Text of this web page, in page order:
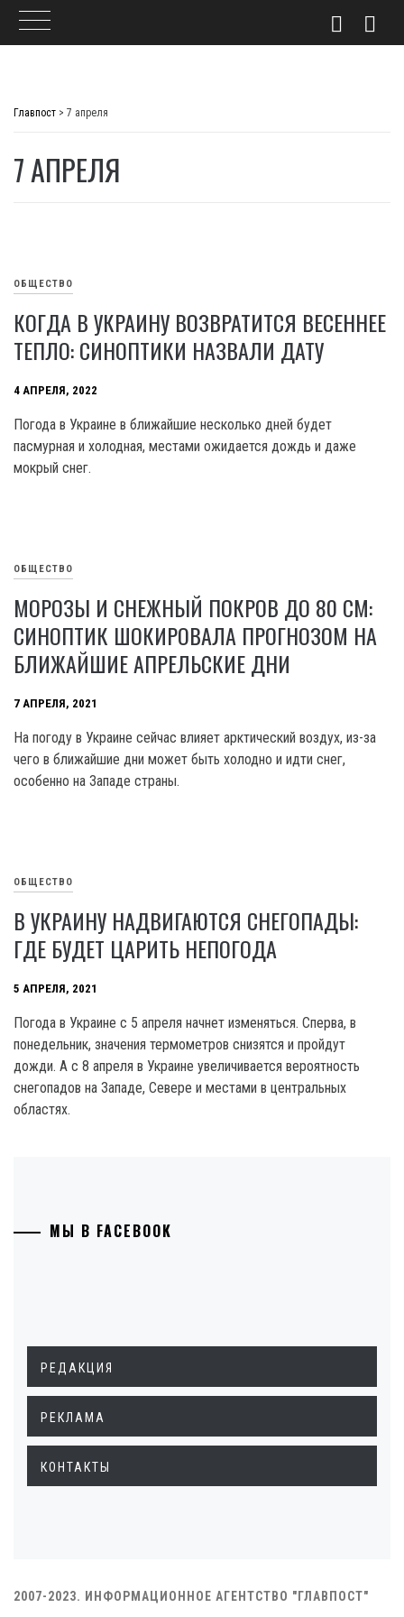
Главпост > 7 апреля
7 АПРЕЛЯ
ОБЩЕСТВО
КОГДА В УКРАИНУ ВОЗВРАТИТСЯ ВЕСЕННЕЕ
ТЕПЛО: СИНОПТИКИ НАЗВАЛИ ДАТУ
4 АПРЕЛЯ, 2022
Погода в Украине в ближайшие несколько дней будет
пасмурная и холодная, местами ожидается дождь и даже
мокрый снег.
ОБЩЕСТВО
МОРОЗЫ И СНЕЖНЫЙ ПОКРОВ ДО 80 СМ:
СИНОПТИК ШОКИРОВАЛА ПРОГНОЗОМ НА
БЛИЖАЙШИЕ АПРЕЛЬСКИЕ ДНИ
7 АПРЕЛЯ, 2021
На погоду в Украине сейчас влияет арктический воздух, из-за
чего в ближайшие дни может быть холодно и идти снег,
особенно на Западе страны.
ОБЩЕСТВО
В УКРАИНУ НАДВИГАЮТСЯ СНЕГОПАДЫ:
ГДЕ БУДЕТ ЦАРИТЬ НЕПОГОДА
5 АПРЕЛЯ, 2021
Погода в Украине с 5 апреля начнет изменяться. Сперва, в
понедельник, значения термометров снизятся и пройдут
дожди. А с 8 апреля в Украине увеличивается вероятность
снегопадов на Западе, Севере и местами в центральных
областях.
МЫ В FACEBOOK
РЕДАКЦИЯ
РЕКЛАМА
КОНТАКТЫ
2007-2023. ИНФОРМАЦИОННОЕ АГЕНТСТВО "ГЛАВПОСТ"